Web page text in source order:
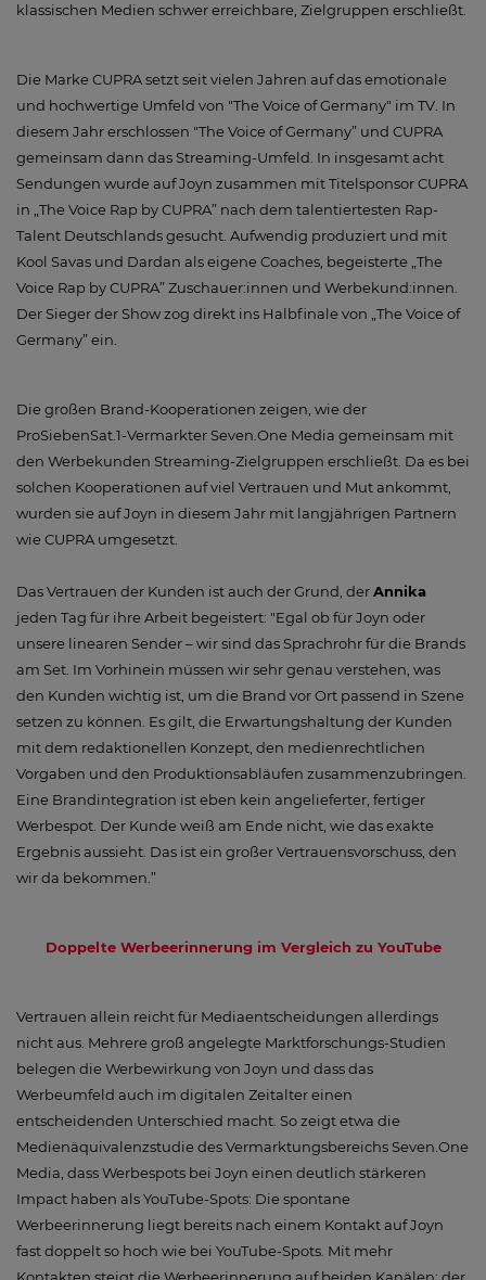
klassischen Medien schwer erreichbare, Zielgruppen erschließt.
Die Marke CUPRA setzt seit vielen Jahren auf das emotionale
und hochwertige Umfeld von "The Voice of Germany" im TV. In
diesem Jahr erschlossen "The Voice of Germany” und CUPRA
gemeinsam dann das Streaming-Umfeld. In insgesamt acht
Sendungen wurde auf Joyn zusammen mit Titelsponsor CUPRA
in „The Voice Rap by CUPRA” nach dem talentiertesten Rap-
Talent Deutschlands gesucht. Aufwendig produziert und mit
Kool Savas und Dardan als eigene Coaches, begeisterte „The
Voice Rap by CUPRA” Zuschauer:innen und Werbekund:innen.
Der Sieger der Show zog direkt ins Halbfinale von „The Voice of
Germany” ein.
Die großen Brand-Kooperationen zeigen, wie der
ProSiebenSat.1-Vermarkter Seven.One Media gemeinsam mit
den Werbekunden Streaming-Zielgruppen erschließt. Da es bei
solchen Kooperationen auf viel Vertrauen und Mut ankommt,
wurden sie auf Joyn in diesem Jahr mit langjährigen Partnern
wie CUPRA umgesetzt.
Das Vertrauen der Kunden ist auch der Grund, derAnnika
jeden Tag für ihre Arbeit begeistert: "Egal ob für Joyn oder
unsere linearen Sender – wir sind das Sprachrohr für die Brands
am Set. Im Vorhinein müssen wir sehr genau verstehen, was
den Kunden wichtig ist, um die Brand vor Ort passend in Szene
setzen zu können. Es gilt, die Erwartungshaltung der Kunden
mit dem redaktionellen Konzept, den medienrechtlichen
Vorgaben und den Produktionsabläufen zusammenzubringen.
Eine Brandintegration ist eben kein angelieferter, fertiger
Werbespot. Der Kunde weiß am Ende nicht, wie das exakte
Ergebnis aussieht. Das ist ein großer Vertrauensvorschuss, den
wir da bekommen.”
Doppelte Werbeerinnerung im Vergleich zu YouTube
Vertrauen allein reicht für Mediaentscheidungen allerdings
nicht aus. Mehrere groß angelegte Marktforschungs-Studien
belegen die Werbewirkung von Joyn und dass das
Werbeumfeld auch im digitalen Zeitalter einen
entscheidenden Unterschied macht. So zeigt etwa die
Medienäquivalenzstudie des Vermarktungsbereichs Seven.One
Media, dass Werbespots bei Joyn einen deutlich stärkeren
Impact haben als YouTube-Spots: Die spontane
Werbeerinnerung liegt bereits nach einem Kontakt auf Joyn
fast doppelt so hoch wie bei YouTube-Spots. Mit mehr